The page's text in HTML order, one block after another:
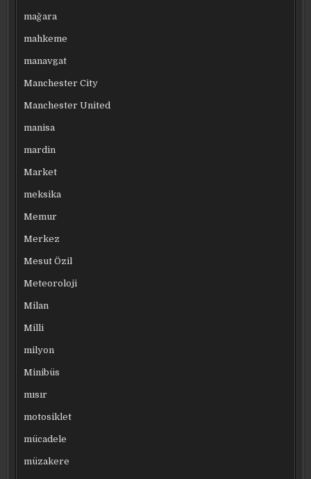
mağara
mahkeme
manavgat
Manchester City
Manchester United
manisa
mardin
Market
meksika
Memur
Merkez
Mesut Özil
Meteoroloji
Milan
Milli
milyon
Minibüs
mısır
motosiklet
mücadele
müzakere